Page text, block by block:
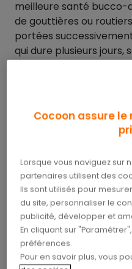
meilleure santé bucco-
de gouttières ou
portées
qui dure plusieurs jours,
gouttières
proposer plusieurs
la gouttière
lorsque les dents
alignées ou se
trop d’espace
dentiste la pose
Cocoon assure
Lorsque vous naviguez sur
partenaires utilisent des
Ils sont utilisés pour
du site, personnaliser le
publicité, développer et
En cliquant sur
préférences.
Pour en savoir plus, vous